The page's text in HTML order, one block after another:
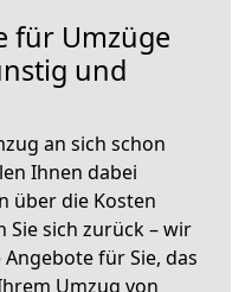
für Umzüge
und
an sich schon
Ihnen dabei
über die Kosten
Sie sich zurück – wir
für Sie, das
Umzug von